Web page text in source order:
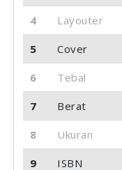
4 Layouter
5 Cover
6 Tebal
7 Berat
8 Ukuran
9 ISBN